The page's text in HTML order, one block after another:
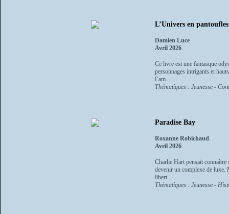
L’Univers en
Damien Luce
Avril 2026
Ce livre est une fantasque
personnages intrigants et
l’am...
Thématiques : Jeunesse -
Paradise Bay
Roxanne Robichaud
Avril 2026
Charlie Hart pensait connaître
devenir un complexe de luxe.
libert...
Thématiques : Jeunesse -